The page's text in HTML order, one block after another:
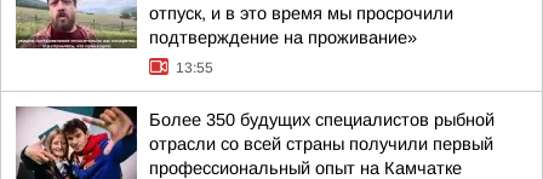
отпуск, и в это время мы просрочили
подтверждение на проживание»
13:55
Более 350 будущих специалистов рыбной
отрасли со всей страны получили первый
профессиональный опыт на Камчатке